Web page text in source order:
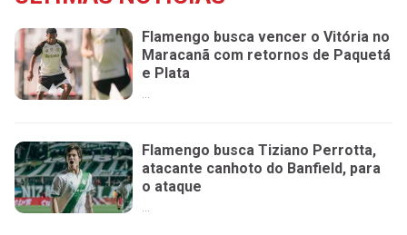
Flamengo busca vencer o Vitória no
Maracanã com retornos de Paquetá
e Plata
...
Flamengo busca Tiziano Perrotta,
atacante canhoto do Banfield, para
o ataque
...